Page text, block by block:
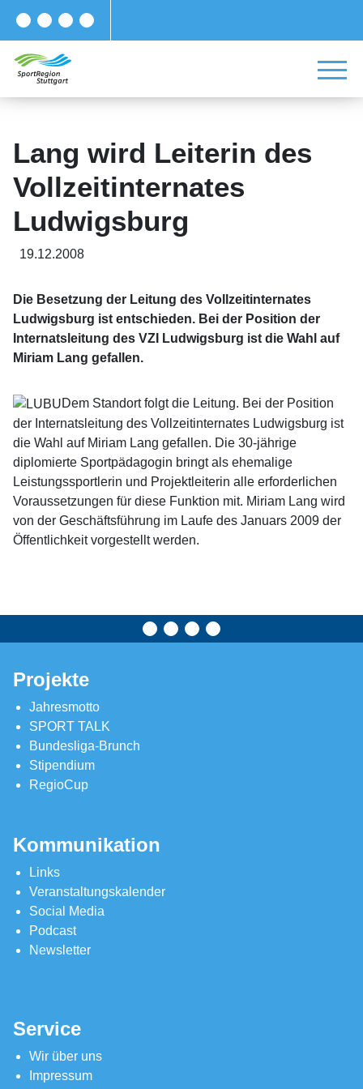
Lang wird Leiterin des
Vollzeitinternates
Ludwigsburg
19.12.2008
Die Besetzung der Leitung des Vollzeitinternates
Ludwigsburg ist entschieden. Bei der Position der
Internatsleitung des VZI Ludwigsburg ist die Wahl auf
Miriam Lang gefallen.
Dem Standort folgt die Leitung. Bei der Position
der Internatsleitung des Vollzeitinternates Ludwigsburg ist
die Wahl auf Miriam Lang gefallen. Die 30-jährige
diplomierte Sportpädagogin bringt als ehemalige
Leistungssportlerin und Projektleiterin alle erforderlichen
Voraussetzungen für diese Funktion mit. Miriam Lang wird
von der Geschäftsführung im Laufe des Januars 2009 der
Öffentlichkeit vorgestellt werden.
Projekte
Jahresmotto
SPORT TALK
Bundesliga-Brunch
Stipendium
RegioCup
Kommunikation
Links
Veranstaltungskalender
Social Media
Podcast
Newsletter
Service
Wir über uns
Impressum